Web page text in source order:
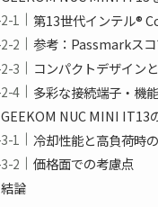
第13世代インテル®
参考：Passmarkス
コンパクトデザイン
多彩な接続端子・機能
GEEKOM NUC MINI IT13
冷却性能と高負荷時
価格面での考慮点
結論